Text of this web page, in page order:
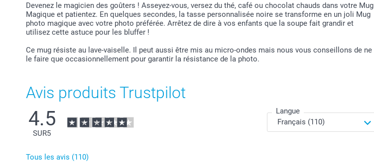
Devenez le magicien des goûters ! Asseyez-vous, versez du thé, café ou chocolat chauds dans votre Mug
Magique et patientez. En quelques secondes, la tasse personnalisée noire se transforme en un joli Mug
photo magique avec votre photo préférée. Arrêtez de dire à vos enfants que la soupe fait grandir et
utilisez cette astuce pour les bluffer !
Ce mug résiste au lave-vaiselle. Il peut aussi être mis au micro-ondes mais nous vous conseillons de ne
le faire que occasionnellement pour garantir la résistance de la photo.
Avis produits Trustpilot
4.5
SUR5
Langue
Tous les avis (110)